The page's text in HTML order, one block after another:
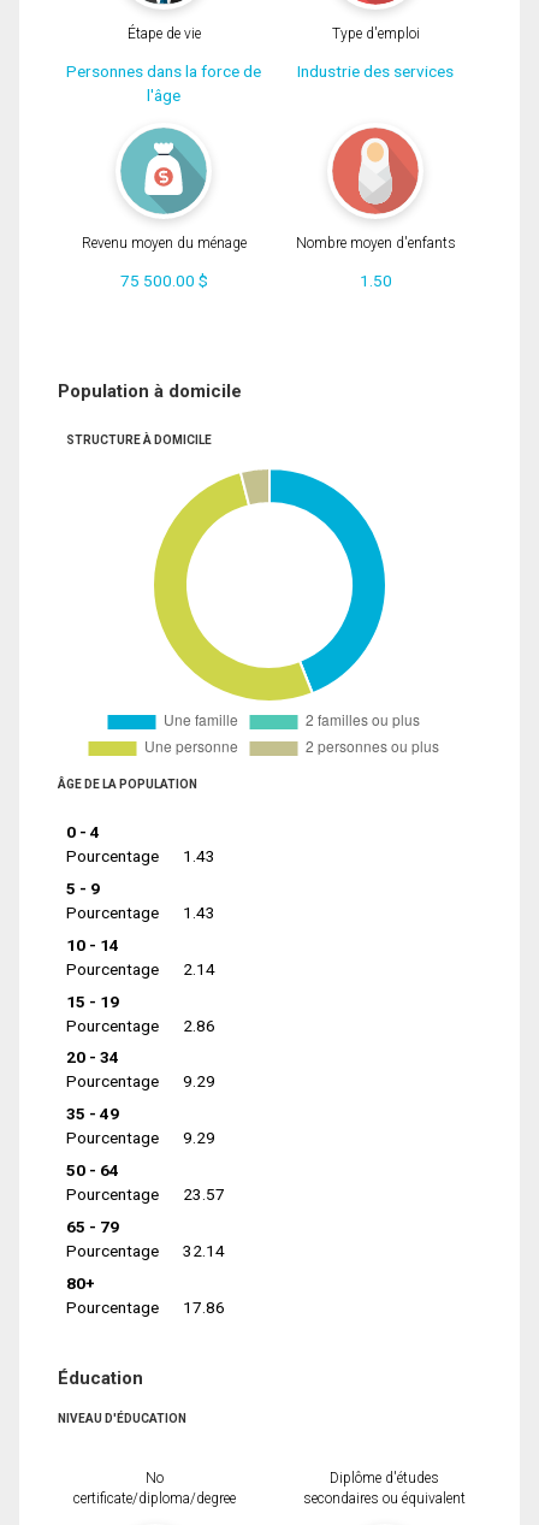
Étape de vie
Personnes dans la force de
l'âge
Type d'emploi
Industrie des services
Revenu moyen du ménage
75 500.00 $
Nombre moyen d'enfants
1.50
Population à domicile
STRUCTURE À DOMICILE
ÂGE DE LA POPULATION
0 - 4
Pourcentage
1.43
5 - 9
Pourcentage
1.43
10 - 14
Pourcentage
2.14
15 - 19
Pourcentage
2.86
20 - 34
Pourcentage
9.29
35 - 49
Pourcentage
9.29
50 - 64
Pourcentage
23.57
65 - 79
Pourcentage
32.14
80+
Pourcentage
17.86
Éducation
NIVEAU D'ÉDUCATION
No
certificate/diploma/degree
Diplôme d'études
secondaires ou équivalent